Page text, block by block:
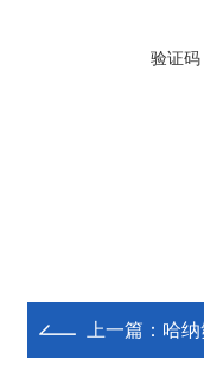
验证码
上一篇： 哈